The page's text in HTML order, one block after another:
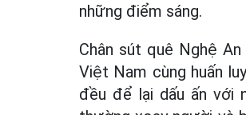
những điểm sáng.
Chân sút quê Nghệ
Việt Nam cùng huấn
đều để lại dấu ấn với